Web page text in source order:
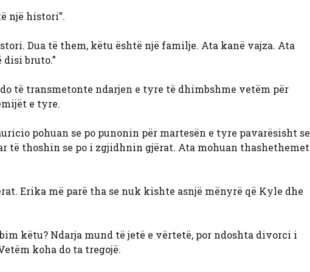
një histori”.
Dua të them, këtu është një familje. Ata kanë vajza. Ata
bruto.”
të transmetonte ndarjen e tyre të dhimbshme vetëm për
e tyre.
pohuan se po punonin për martesën e tyre pavarësisht se
të thoshin se po i zgjidhnin gjërat. Ata mohuan thashethemet
Erika më parë tha se nuk kishte asnjë mënyrë që Kyle dhe
këtu? Ndarja mund të jetë e vërtetë, por ndoshta divorci i
koha do ta tregojë.